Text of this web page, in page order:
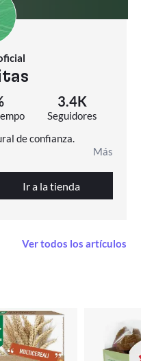
3.4K
Seguidores
de confianza.
a los mejores
Más
Ir a la tienda
Ver todos los artículos